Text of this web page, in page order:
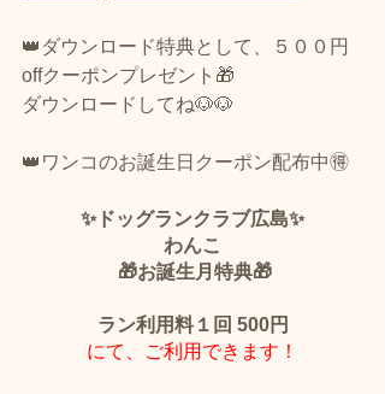
👑ダウンロード特典として、５００円
offクーポンプレゼント🎁
ダウンロードしてね🐶🐶
👑ワンコのお誕生日クーポン配布中🉐
✨ドッグランクラブ広島✨
わんこ
🎁お誕生月特典🎁
ラン利用料１回 500円
にて、ご利用できます！